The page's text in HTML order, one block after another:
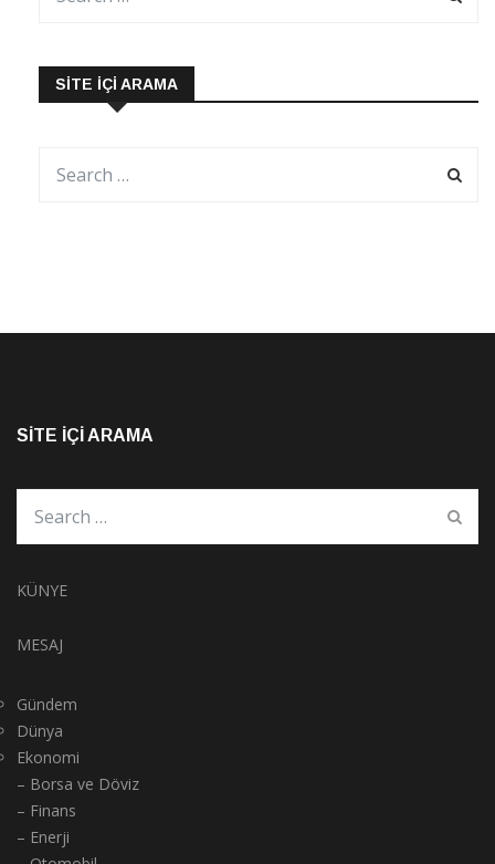
SITE İÇI ARAMA
SITE İÇI ARAMA
KÜNYE
MESAJ
Gündem
Dünya
Ekonomi
– Borsa ve Döviz
– Finans
– Enerji